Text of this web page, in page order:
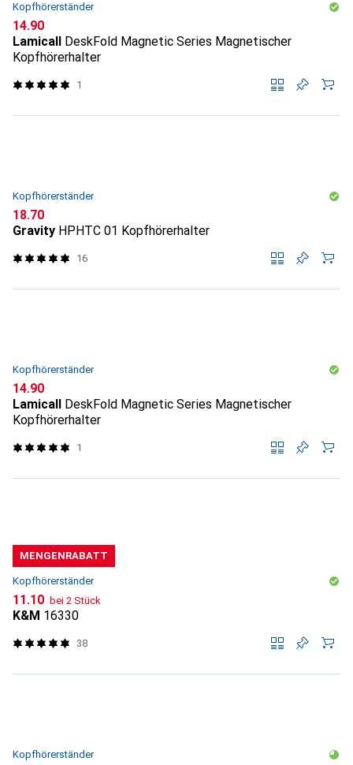
Kopfhörerständer
CHF
14.90
Lamicall
DeskFold Magnetic Series Magnetischer
Kopfhörerhalter
1
Kopfhörerständer
CHF
18.70
Gravity HPHTC 01 Kopfhörerhalter
16
Kopfhörerständer
CHF
14.90
Lamicall
DeskFold Magnetic Series Magnetischer
Kopfhörerhalter
1
MENGENRABATT
Kopfhörerständer
CHF
11.10 bei 2 Stück
K&M 16330
38
Kopfhörerständer